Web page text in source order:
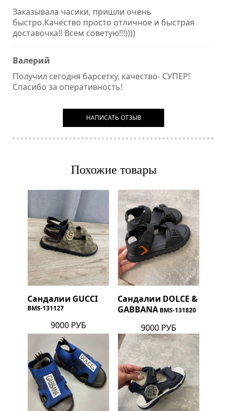
Заказывала часики, пришли очень
быстро.Качество просто отличное и быстрая
доставочка!! Всем советую!!!))))
Валерий
Получил сегодня барсетку, качество- СУПЕР!
Спасибо за оперативность!
НАПИСАТЬ ОТЗЫВ
Похожие товары
Сандалии GUCCI
BMS-131127
9000 РУБ
Сандалии DOLCE &
GABBANA BMS-131820
9000 РУБ